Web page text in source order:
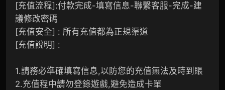
[充值流程]:付款完成-填寫信息-聯繫客服-完成-建
議修改密碼
[充值安全] : 所有充值都為正規渠道
[充值說明] :
1.請務必準確填寫信息,以防您的充值無法及時到賬
2.充值程中請勿登錄遊戲,避免造成卡單